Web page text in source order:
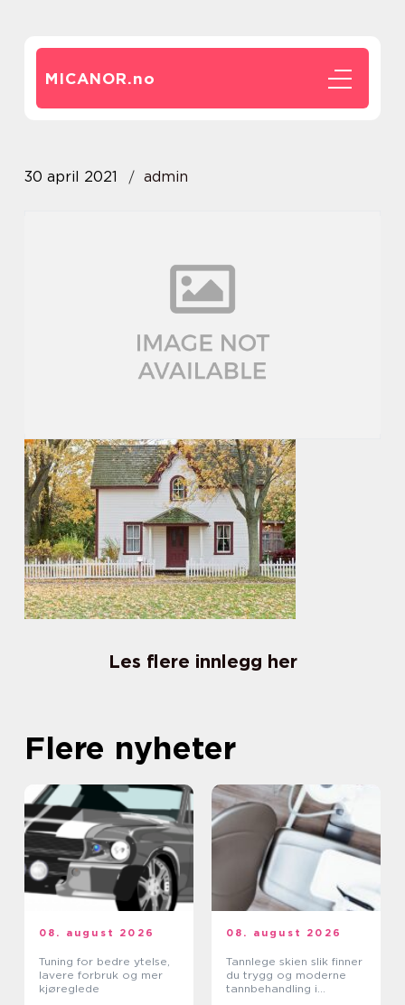
MICANOR.no
30 april 2021 admin
Les flere innlegg her
Flere nyheter
08. august 2026
Tuning for bedre ytelse,
lavere forbruk og mer
kjøreglede
08. august 2026
Tannlege skien slik finner
du trygg og moderne
tannbehandling i